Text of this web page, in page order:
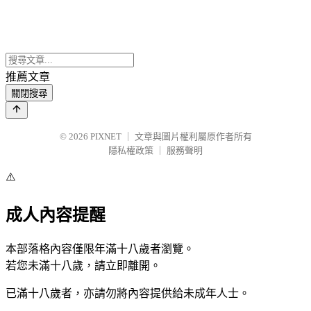
推薦文章
關閉搜尋
© 2026 PIXNET
文章與圖片權利屬原作者所有
隱私權政策
服務聲明
⚠️
成人內容提醒
本部落格內容僅限年滿十八歲者瀏覽。
若您未滿十八歲，請立即離開。
已滿十八歲者，亦請勿將內容提供給未成年人士。